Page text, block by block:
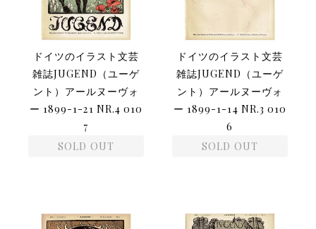
ドイツのイラスト文芸
雑誌JUGEND（ユーゲ
ント）アールヌーヴォ
ー 1899-1-21 NR.4 010
7
SOLD OUT
ドイツのイラスト文芸
雑誌JUGEND（ユーゲ
ント）アールヌーヴォ
ー 1899-1-14 NR.3 010
6
SOLD OUT